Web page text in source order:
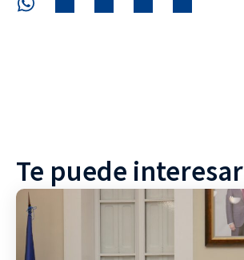
Te puede interesar